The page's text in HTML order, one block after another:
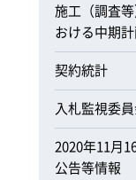
施工（調査
おける中期
契約統計
入札監視委
2020年11月
公告等情報